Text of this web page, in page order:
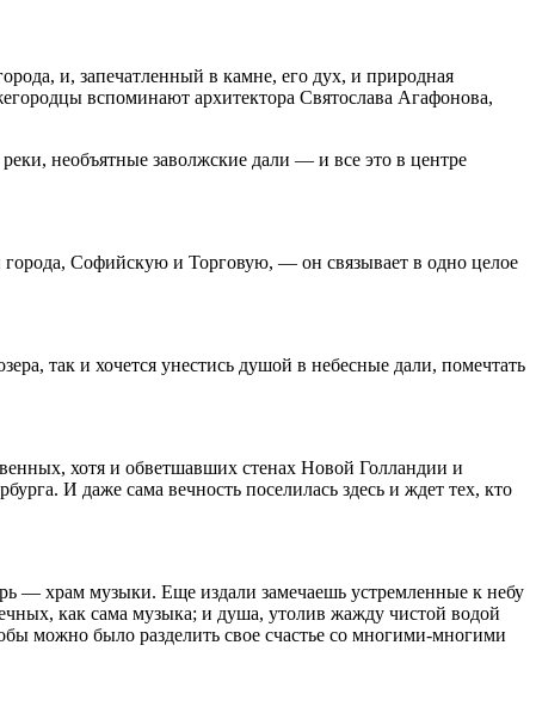
и, запечатленный в камне, его дух, и природная
вспоминают архитектора Святослава Агафонова,
необъятные заволжские дали — и все это в центре
Софийскую и Торговую, — он связывает в одно целое
так и хочется унестись душой в небесные дали, помечтать
хотя и обветшавших стенах Новой Голландии и
И даже сама вечность поселилась здесь и ждет тех, кто
— храм музыки. Еще издали замечаешь устремленные к небу
как сама музыка; и душа, утолив жажду чистой водой
можно было разделить свое счастье со многими-многими